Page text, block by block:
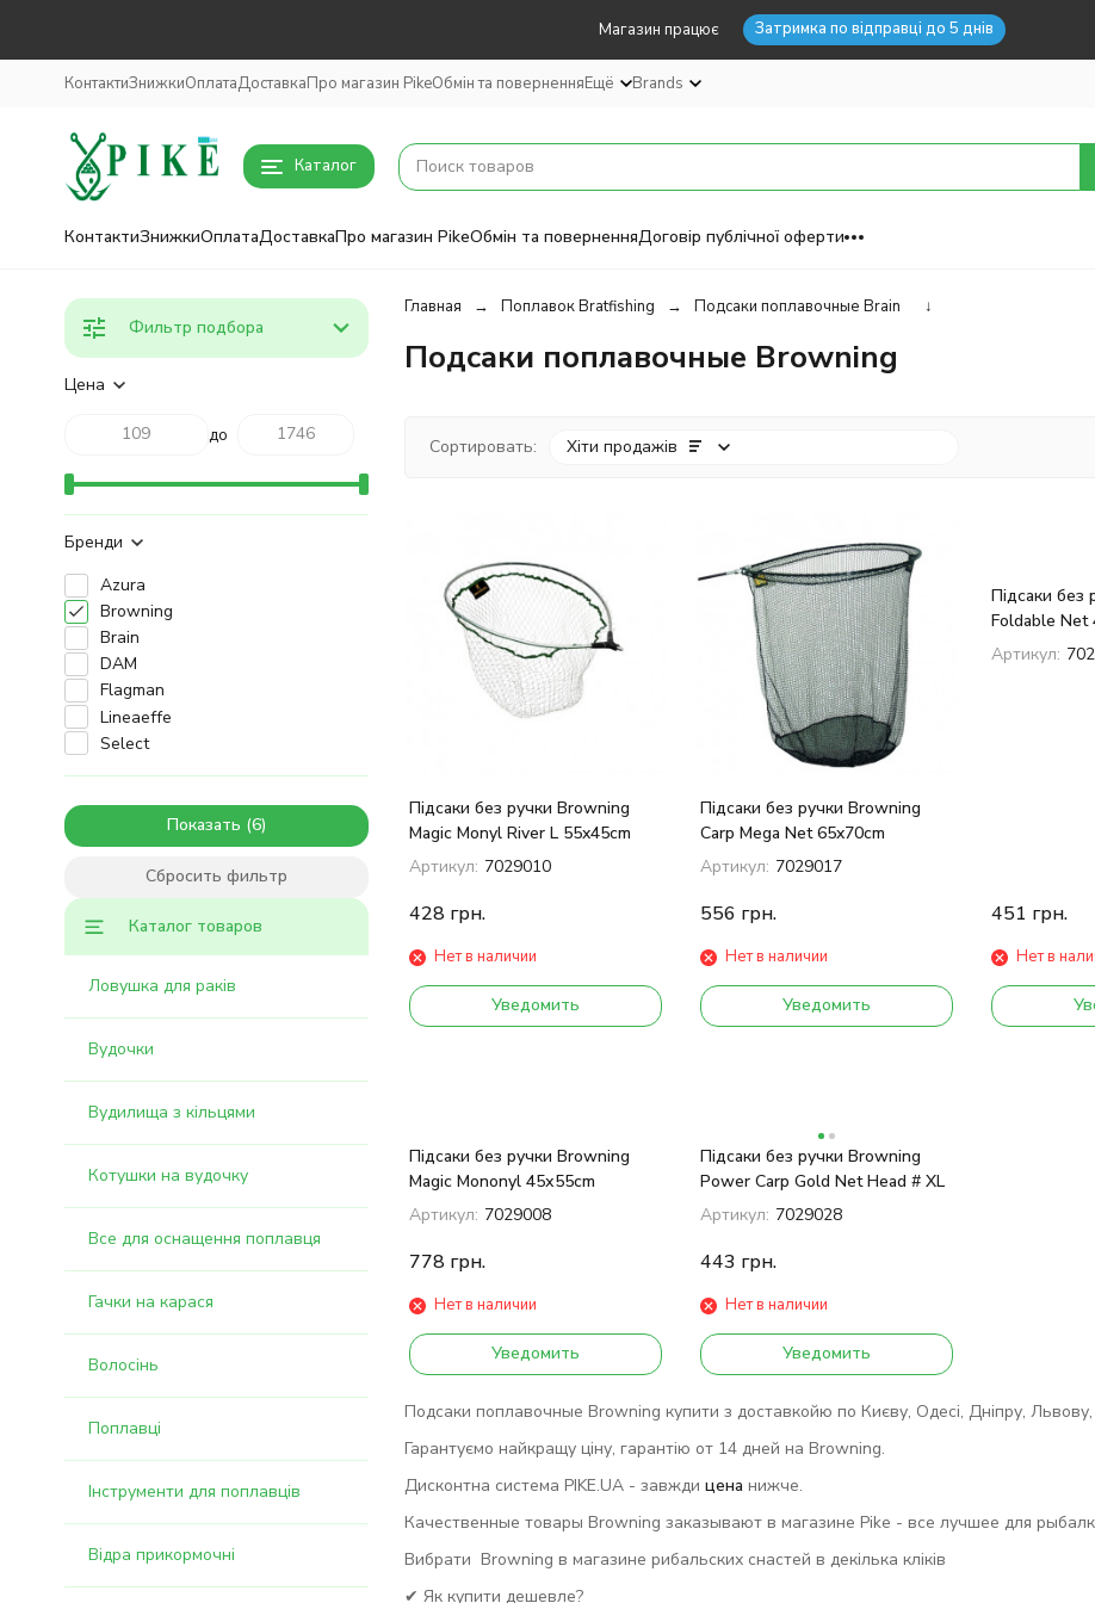
Магазин працює Затримка по відправці до 5 днів
КонтактиЗнижкиОплатаДоставкаПро магазин PikeОбмін та поверненняЕщё Brands
Каталог
КонтактиЗнижкиОплатаДоставкаПро магазин PikeОбмін та поверненняДоговір публічної оферти
Главная Поплавок Bratfishing Подсаки поплавочные Brain ↓
Подсаки поплавочные Browning
Сортировать: Хіти продажів
Підсаки без ручки Browning
Magic Monyl River L 55x45cm
Артикул: 7029010
428 грн.
Нет в наличии
Уведомить
Підсаки без ручки Browning
Carp Mega Net 65x70cm
Артикул: 7029017
556 грн.
Нет в наличии
Уведомить
Підсаки без
Foldable Net
Артикул:
451 грн.
Нет в
Підсаки без ручки Browning
Magic Mononyl 45х55сm
Артикул: 7029008
778 грн.
Нет в наличии
Уведомить
Підсаки без ручки Browning
Power Carp Gold Net Head # XL
Артикул: 7029028
443 грн.
Нет в наличии
Уведомить
Подсаки поплавочные Browning купити з доставкойю по Києву, Одесі, Дніпру, Львову,
Гарантуємо найкращу ціну, гарантію от 14 дней на Browning.
Дисконтна система PIKE.UA - завжди цена нижче.
Качественные товары Browning заказывают в магазине Pike - все лучшее для
Вибрати Browning в магазине рибальских снастей в декілька кліків
✔ Як купити дешевле?
Фильтр подбора
Цена
до
Бренди
Azura
Browning
Brain
DAM
Flagman
Lineaeffe
Select
Показать
Сбросить фильтр
Каталог товаров
Ловушка для раків
Вудочки
Вудилища з кільцями
Котушки на вудочку
Все для оснащення поплавця
Гачки на карася
Волосінь
Поплавці
Інструменти для поплавців
Відра прикормочні